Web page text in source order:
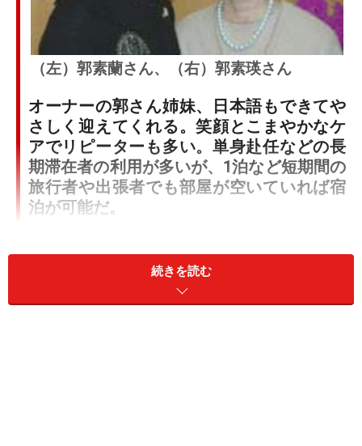
（左）郭素蘭さん、（右）郭素瑛さん
オーナーの郭さん姉妹、日本語もできてや
さしく迎えてくれる。笑顔とこまやかなケ
アでリピーターも多い。単身赴任などの長
期滞在者の利用が多いが、1泊など短期間の
旅行者や出張者でも部屋が空いていれば宿
泊が可能だ。
ないので初めての場合は見つけにくいかも
しれない。南京東路と伊通街の交差点、も
しくは伊通公園が目印で、伊通公園に面し
続きを読む